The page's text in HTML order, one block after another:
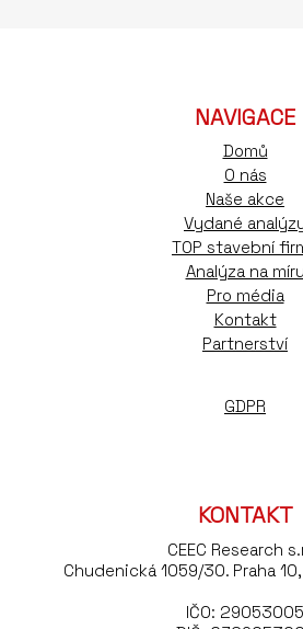
NAVIGACE
Domů
O nás
Naše akce
Vydané
TOP stavební
Analýza na míru
Pro média
Kontakt
Partnerství
GDPR
KONTAKT
CEEC Research
Chudenická 1059/30. Praha
IČO: 29053005